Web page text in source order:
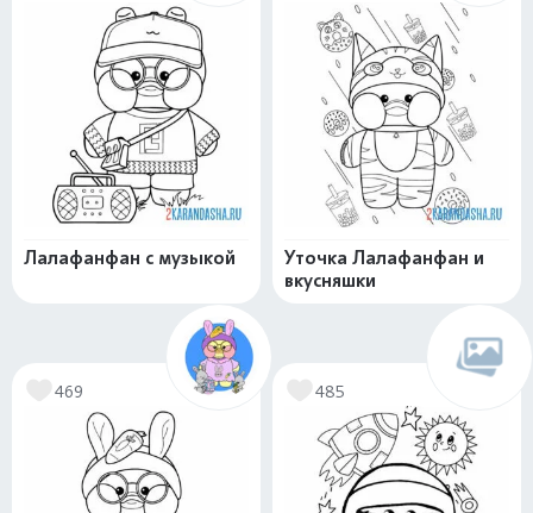
Лалафанфан с музыкой
Уточка Лалафанфан и
вкусняшки
469 485